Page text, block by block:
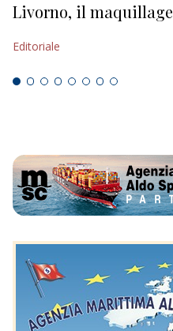
Livorno, il
Editoriale